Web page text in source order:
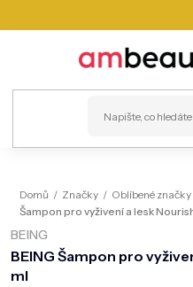
na
VLASY
ZDRAVÍ
Domů / Značky / Oblíbené značky
Šampon pro vyživení a lesk
BEING Šampon pro
ml
BEING